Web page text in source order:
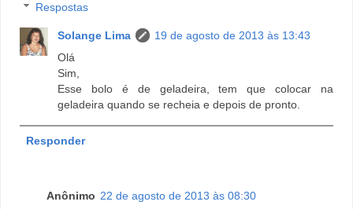
Respostas
Solange Lima
19 de agosto de 2013 às 13:43
Olá
Sim,
Esse bolo é de geladeira, tem que colocar na
geladeira quando se recheia e depois de pronto.
Responder
Anônimo 22 de agosto de 2013 às 08:30